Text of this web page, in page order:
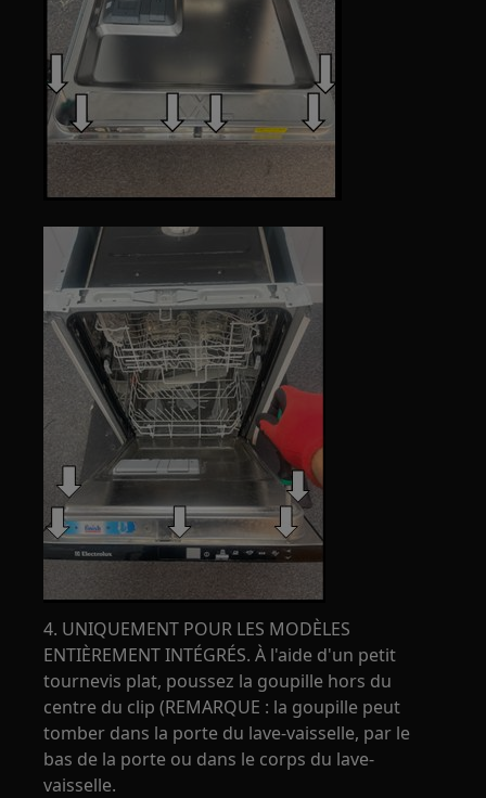
4. UNIQUEMENT POUR LES MODÈLES
ENTIÈREMENT INTÉGRÉS. À l'aide d'un petit
tournevis plat, poussez la goupille hors du
centre du clip (REMARQUE : la goupille peut
tomber dans la porte du lave-vaisselle, par le
bas de la porte ou dans le corps du lave-
vaisselle.